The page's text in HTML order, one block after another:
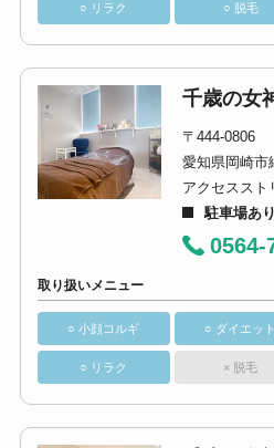
○ リラク ○ 脱毛
千歳の女
〒444-0806
愛知県岡崎市
アクセススト
駐車場あ
0564-
取り扱いメニュー
○ 小顔コルギ ○ ダイエット
○ リラク × 脱毛